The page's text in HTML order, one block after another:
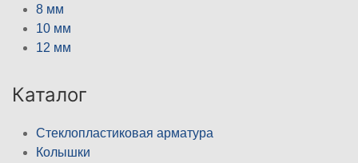
8 мм
10 мм
12 мм
Каталог
Стеклопластиковая арматура
Колышки